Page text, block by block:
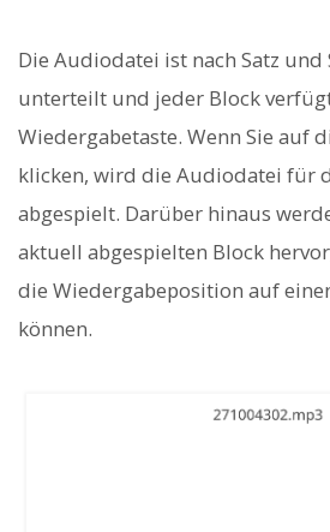
Die Audiodatei ist nach Satz und
unterteilt und jeder Block
Wiedergabetaste. Wenn Sie auf
klicken, wird die Audiodatei für
abgespielt. Darüber hinaus
aktuell abgespielten Block
die Wiedergabeposition auf
können.